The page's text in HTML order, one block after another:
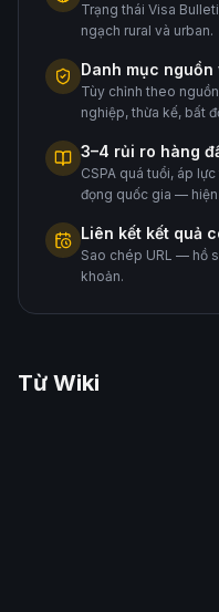
Trạng thái Visa
ngạch rural và urban.
Danh mục nguồn
Tùy chỉnh theo
nghiệp, thừa kế, bất
3–4 rủi ro hàng
CSPA quá tuổi, áp
đọng quốc gia —
Liên kết kết quả
Sao chép URL — hồ
khoản.
Từ Wiki